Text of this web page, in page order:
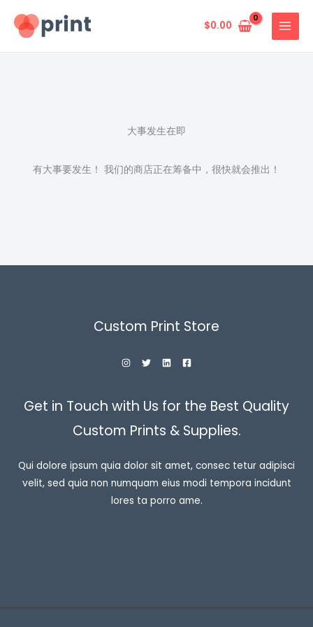
$0.00
大事发生在即
有大事要发生！ 我们的商店正在筹备中，很快就会推出！
Custom Print Store
Get in Touch with Us for the Best Quality
Custom Prints & Supplies.
Qui dolore ipsum quia dolor sit amet, consec tetur adipisci
velit, sed quia non numquam eius modi tempora incidunt
lores ta porro ame.